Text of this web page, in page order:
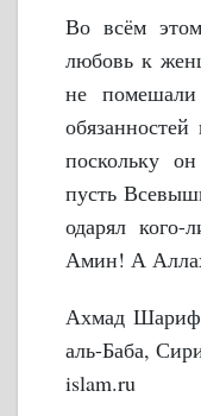
Во всём
любовь к
не
поскольку
пусть
одарял
Амин! А
Ахмад Шариф
аль-Баба,
islam.ru